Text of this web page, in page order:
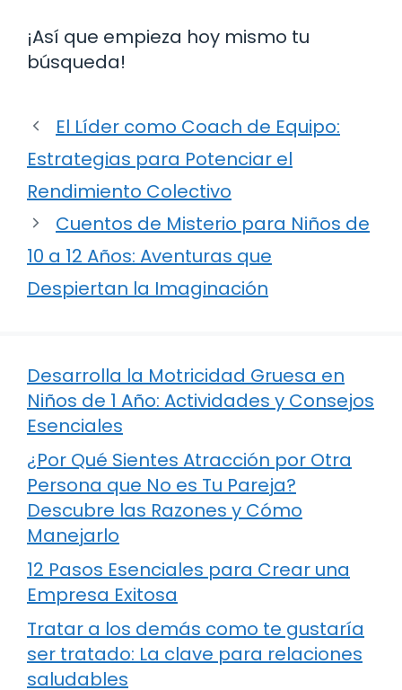
¡Así que empieza hoy mismo tu
búsqueda!
El Líder como Coach de Equipo:
Estrategias para Potenciar el
Rendimiento Colectivo
Cuentos de Misterio para Niños de
10 a 12 Años: Aventuras que
Despiertan la Imaginación
Desarrolla la Motricidad Gruesa en
Niños de 1 Año: Actividades y Consejos
Esenciales
¿Por Qué Sientes Atracción por Otra
Persona que No es Tu Pareja?
Descubre las Razones y Cómo
Manejarlo
12 Pasos Esenciales para Crear una
Empresa Exitosa
Tratar a los demás como te gustaría
ser tratado: La clave para relaciones
saludables